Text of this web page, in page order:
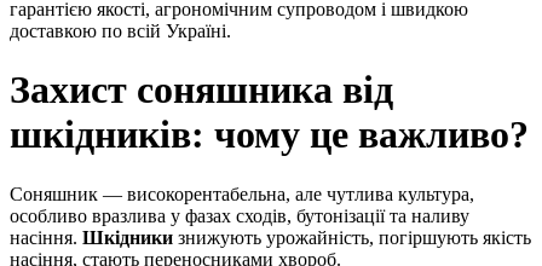
гарантією якості, агрономічним супроводом і швидкою
доставкою по всій Україні.
Захист соняшника від
шкідників: чому це важливо?
Соняшник — високорентабельна, але чутлива культура,
особливо вразлива у фазах сходів, бутонізації та наливу
насіння. Шкідники знижують урожайність, погіршують якість
насіння, стають переносниками хвороб.